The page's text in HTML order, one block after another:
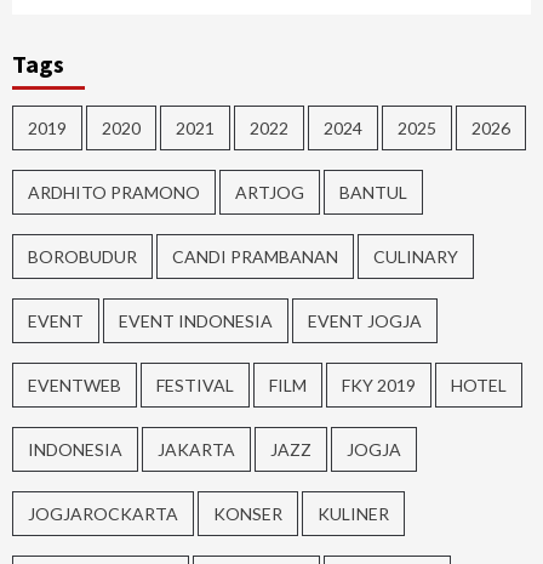
Tags
2019 2020 2021 2022 2024 2025 2026
ARDHITO PRAMONO ARTJOG BANTUL
BOROBUDUR CANDI PRAMBANAN CULINARY
EVENT EVENT INDONESIA EVENT JOGJA
EVENTWEB FESTIVAL FILM FKY 2019 HOTEL
INDONESIA JAKARTA JAZZ JOGJA
JOGJAROCKARTA KONSER KULINER